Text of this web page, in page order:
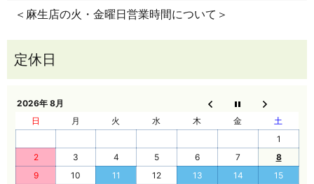
＜麻生店の火・金曜日営業時間について＞
2026年 8月
日
月 火 水 木 金
土
1
2
3 4 5 6 7
8
9
10 11 12 13 14
15